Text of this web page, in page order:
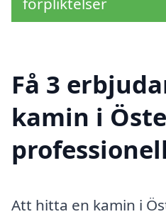
Få 3
kamin i
Att hitta en kamin i